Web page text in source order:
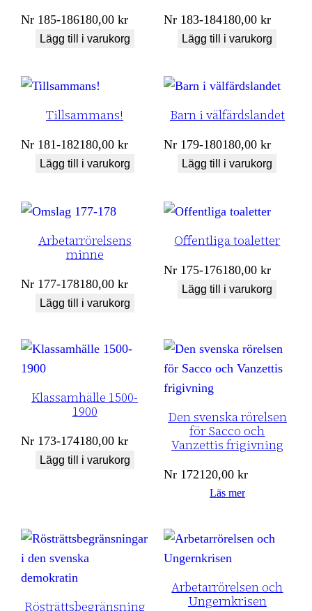
Nr 185-186180,00kr
Lägg till i varukorg
Nr 183-184180,00kr
Lägg till i varukorg
Tillsammans!
Nr 181-182180,00kr
Lägg till i varukorg
Barn i välfärdslandet
Nr 179-180180,00kr
Lägg till i varukorg
Arbetarrörelsens
minne
Nr 177-178180,00kr
Lägg till i varukorg
Offentliga toaletter
Nr 175-176180,00kr
Lägg till i varukorg
Klassamhälle 1500-
1900
Nr 173-174180,00kr
Lägg till i varukorg
Den svenska rörelsen
för Sacco och
Vanzettis frigivning
Nr 172120,00kr
Läs mer
Rösträttsbegränsning
Arbetarrörelsen och
Ungernkrisen